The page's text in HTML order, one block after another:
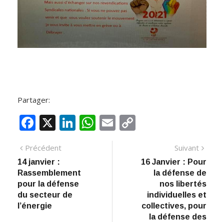
Partager:
F
e
b
o
o
X Li
e
dI
W E
p
y
Li
n
Navigation
de
l’article
PrécédentArticle
14 janvier :
Rassemblement
pour la défense
du secteur de
l’énergie
Suivant
16 Janvier : Pour
la défense de
nos libertés
individuelles et
collectives, pour
la défense des